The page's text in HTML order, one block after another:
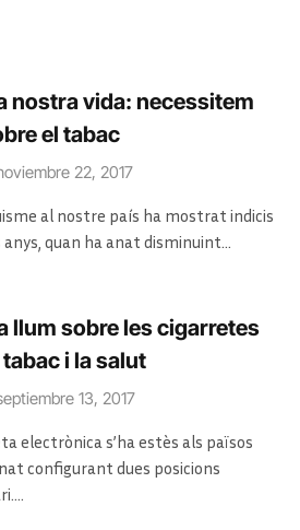
nostra vida: necessitem
el tabac
22, 2017
al nostre país ha mostrat indicis
quan ha anat disminuint…
llum sobre les cigarretes
i la salut
13, 2017
electrònica s’ha estès als països
configurant dues posicions